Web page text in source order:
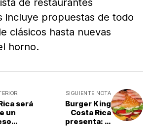
de restaurantes
incluye propuestas de todo
clásicos hasta nuevas
horno.
será
un
SIGUIENTE NOTA
Burger King
Costa Rica
presenta: El